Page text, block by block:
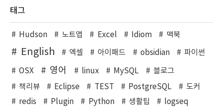
태그
Hudson 노트앱 Excel Idiom 맥북
English 엑셀 아이패드 obsidian 파이썬
OSX 영어 linux MySQL
블로그
책리뷰
Eclipse TEST PostgreSQL
도커
redis
Plugin Python 생활팁
logseq